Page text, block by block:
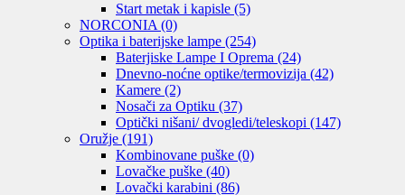
Start metak i kapisle (5)
NORCONIA (0)
Optika i baterijske lampe (254)
Baterjiske Lampe I Oprema (24)
Dnevno-noćne optike/termovizija (42)
Kamere (2)
Nosači za Optiku (37)
Optički nišani/ dvogledi/teleskopi (147)
Oružje (191)
Kombinovane puške (0)
Lovačke puške (40)
Lovački karabini (86)